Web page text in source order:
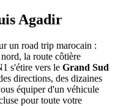
Agadir
un road trip marocain :
la route côtière
s'étire vers le Grand Sud
directions, des dizaines
équiper d'un véhicule
pour toute votre